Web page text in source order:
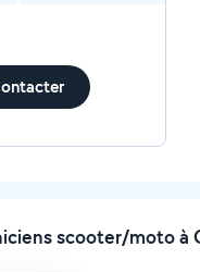
scooter/moto